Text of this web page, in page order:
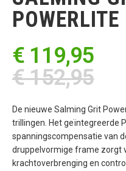
van
de
afbeeldingen-
POWERLITE
€ 119,95
€ 152,95
De nieuwe Salming Grit
trillingen. Het geïntegreerde
spanningscompensatie van
druppelvormige frame zorgt
krachtoverbrenging en